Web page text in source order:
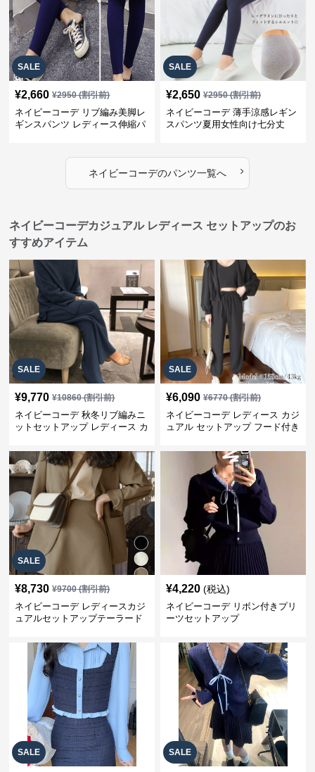
SALE
¥2,660 ¥2950(割引前)
ネイビーコーデ リブ編み美脚レ
ギンスパンツ レディース伸縮パ
SALE
¥2,650 ¥2950(割引前)
ネイビーコーデ 薄手涼感レギン
スパンツ夏用女性向け七分丈
ネイビーコーデのパンツ一覧へ ›
ネイビーコーデカジュアル レディース セットアップのお
すすめアイテム
SALE
¥9,770 ¥10860(割引前)
ネイビーコーデ 秋冬リブ編みニ
ットセットアップ レディース カ
SALE
¥6,090 ¥6770(割引前)
ネイビーコーデ レディース カジ
ュアル セットアップ フード付き
SALE
¥8,730 ¥9700(割引前)
ネイビーコーデ レディースカジ
ュアルセットアップテーラード
¥4,220 (税込)
ネイビーコーデ リボン付きプリ
ーツセットアップ
SALE SALE